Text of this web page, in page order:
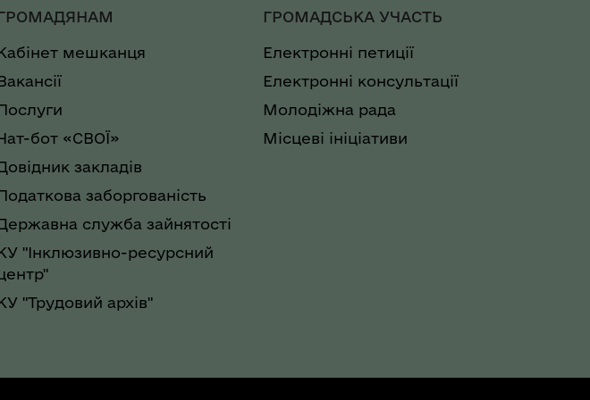
мешканця
бот «СВОЇ»
закладів
заборгованість
служба зайнятості
"Інклюзивно-ресурсний
"Трудовий архів"
ГРОМАДСЬКА УЧАСТЬ
Електронні петиції
Електронні консультації
Молодіжна рада
Місцеві ініціативи